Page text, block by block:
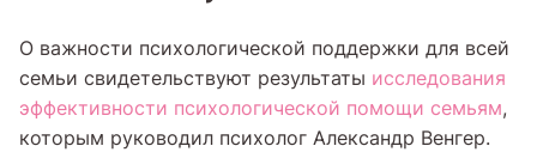
О важности психологической поддержки для всей
семьи свидетельствуют результаты исследования
эффективности психологической помощи семьям,
которым руководил психолог Александр Венгер.